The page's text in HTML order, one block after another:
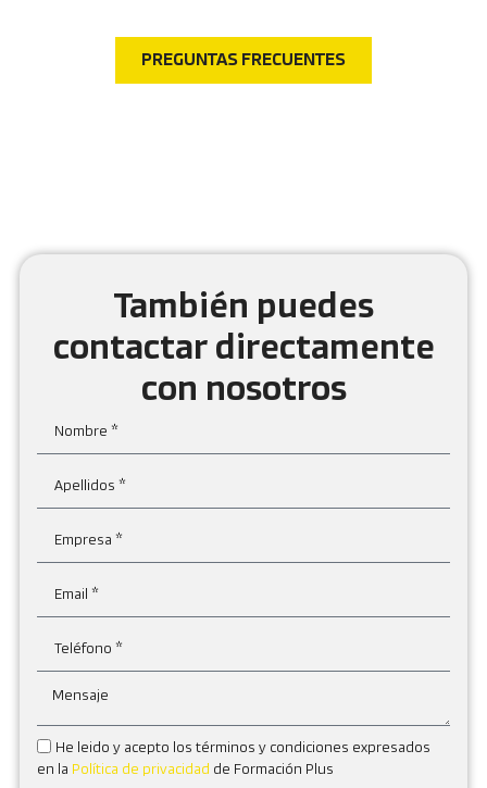
PREGUNTAS FRECUENTES
También puedes
contactar directamente
con nosotros
He leido y acepto los términos y condiciones expresados
en la Política de privacidad de Formación Plus